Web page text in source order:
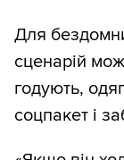
Для
сценарій
годують,
соцпакет і